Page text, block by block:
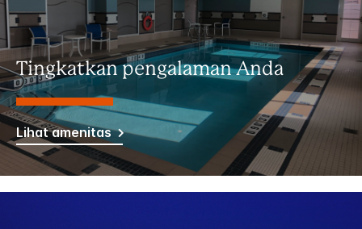
Tingkatkan pengalaman Anda
Lihat amenitas